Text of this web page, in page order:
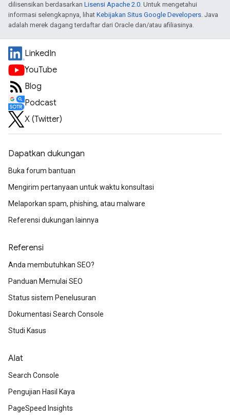
dilisensikan berdasarkan Lisensi Apache 2.0. Untuk mengetahui
informasi selengkapnya, lihat Kebijakan Situs Google Developers. Java
adalah merek dagang terdaftar dari Oracle dan/atau afiliasinya.
LinkedIn
YouTube
Blog
Podcast
X (Twitter)
Dapatkan dukungan
Buka forum bantuan
Mengirim pertanyaan untuk waktu konsultasi
Melaporkan spam, phishing, atau malware
Referensi dukungan lainnya
Referensi
Anda membutuhkan SEO?
Panduan Memulai SEO
Status sistem Penelusuran
Dokumentasi Search Console
Studi Kasus
Alat
Search Console
Pengujian Hasil Kaya
PageSpeed Insights